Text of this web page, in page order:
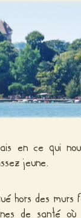
en ce qui
jeune.
hors des
de santé